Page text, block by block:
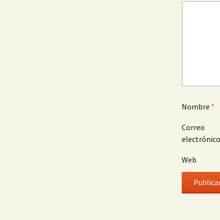
Nombre *
Correo
Web